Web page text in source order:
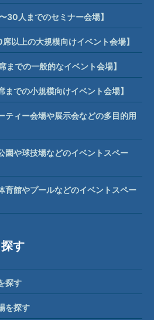
30人までのセミナー会場】
以上の大規模向けイベント会場】
での一般的なイベント会場】
での小規模向けイベント会場】
ティー会場や展示会などの多目的用
園や球技場などのイベントスペー
育館やプールなどのイベントスペー
す
探す
を探す